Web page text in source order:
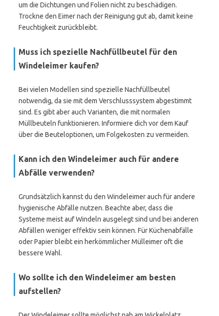
um die Dichtungen und Folien nicht zu beschädigen.
Trockne den Eimer nach der Reinigung gut ab, damit keine
Feuchtigkeit zurückbleibt.
Muss ich spezielle Nachfüllbeutel für den
Windeleimer kaufen?
Bei vielen Modellen sind spezielle Nachfüllbeutel
notwendig, da sie mit dem Verschlusssystem abgestimmt
sind. Es gibt aber auch Varianten, die mit normalen
Müllbeuteln funktionieren. Informiere dich vor dem Kauf
über die Beuteloptionen, um Folgekosten zu vermeiden.
Kann ich den Windeleimer auch für andere
Abfälle verwenden?
Grundsätzlich kannst du den Windeleimer auch für andere
hygienische Abfälle nutzen. Beachte aber, dass die
Systeme meist auf Windeln ausgelegt sind und bei anderen
Abfällen weniger effektiv sein können. Für Küchenabfälle
oder Papier bleibt ein herkömmlicher Mülleimer oft die
bessere Wahl.
Wo sollte ich den Windeleimer am besten
aufstellen?